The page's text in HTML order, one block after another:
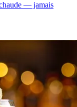
— jamais